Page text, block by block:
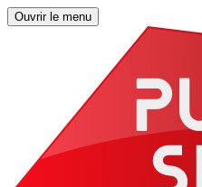
Ouvrir le menu